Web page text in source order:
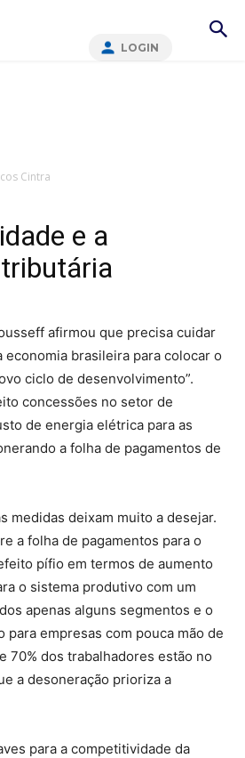
LOGIN
Cintra
e a
afirmou que precisa cuidar
brasileira para colocar o
ciclo de desenvolvimento”.
concessões no setor de
de energia elétrica para as
a folha de pagamentos de
medidas deixam muito a desejar.
a folha de pagamentos para o
pífio em termos de aumento
o sistema produtivo com um
apenas alguns segmentos e o
para empresas com pouca mão de
70% dos trabalhadores estão no
a desoneração prioriza a
para a competitividade da